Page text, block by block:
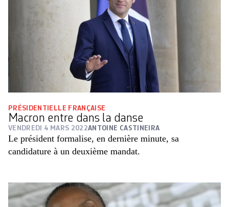
PRÉSIDENTIELLE FRANÇAISE
Macron entre dans la danse
VENDREDI 4 MARS 2022ANTOINE CASTINEIRA
Le président formalise, en dernière minute, sa
candidature à un deuxième mandat.